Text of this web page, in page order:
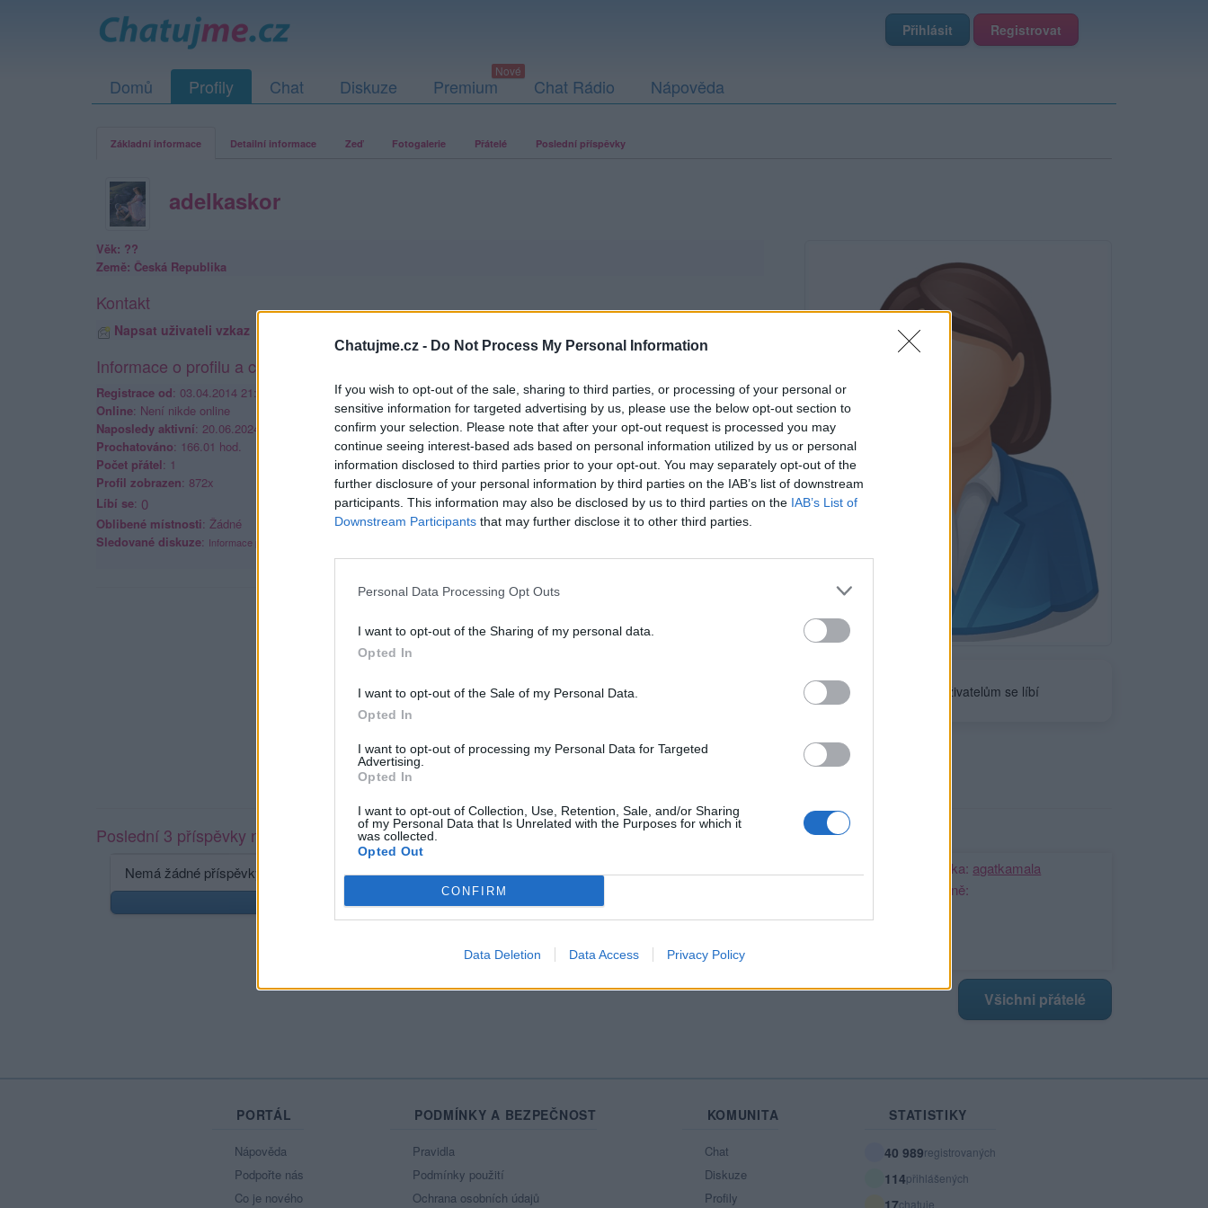
Chatujme.cz - Do Not Process My Personal Information
If you wish to opt-out of the sale, sharing to third parties, or processing of your personal or
sensitive information for targeted advertising by us, please use the below opt-out section to
confirm your selection. Please note that after your opt-out request is processed you may
continue seeing interest-based ads based on personal information utilized by us or personal
information disclosed to third parties prior to your opt-out. You may separately opt-out of the
further disclosure of your personal information by third parties on the IAB’s list of downstream
participants. This information may also be disclosed by us to third parties on the IAB’s List of
Downstream Participants that may further disclose it to other third parties.
Personal Data Processing Opt Outs
I want to opt-out of the Sharing of my personal data.
Opted In
I want to opt-out of the Sale of my Personal Data.
Opted In
I want to opt-out of processing my Personal Data for Targeted
Advertising.
Opted In
I want to opt-out of Collection, Use, Retention, Sale, and/or Sharing
of my Personal Data that Is Unrelated with the Purposes for which it
was collected.
Opted Out
CONFIRM
Data Deletion Data Access Privacy Policy
Přihlásit Registrovat
Domů Profily Chat Diskuze Premium Chat Rádio Nápověda
Základní informace Detailní informace Zeď Fotogalerie Přátelé Poslední příspěvky
adelkaskor
Neověřeno
uživatelům se líbí
Věk: ??
Země: Česká Republika
Kontakt
Napsat uživateli vzkaz
Informace o profilu a chatu
Registrace od: 03.04.2014 21:21
Online: Není nikde online
Naposledy aktivní: 20.06.2024 16:38
Prochatováno: 166.01 hod.
Počet přátel: 1
Profil zobrazen: 872x
Líbí se: 0
Oblibené místnosti: Žádné
Sledované diskuze: Informace pro uživatele
Poslední 3 příspěvky na mé zdi
Nemá žádné příspěvky
Zobrazit celou mou zeď
Moji nejnovější přátelé
Kamarádka: agatkamala
Říká o mně:
Všichni přátelé
PORTÁL
Nápověda
Podpořte nás
Co je nového
PODMÍNKY A BEZPEČNOST
Pravidla
Podmínky použití
Ochrana osobních údajů
KOMUNITA
Chat
Diskuze
Profily
STATISTIKY
40 989registrovaných
114přihlášených
17chatuje